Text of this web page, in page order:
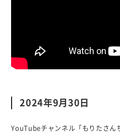
2024年9月30日
YouTubeチャンネル「もりたさん